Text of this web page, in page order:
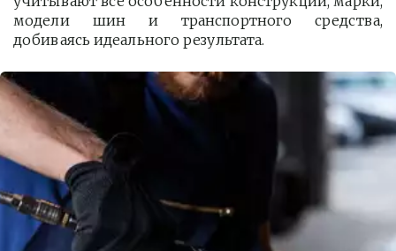
модели шин и транспортного средства,
добиваясь идеального результата.